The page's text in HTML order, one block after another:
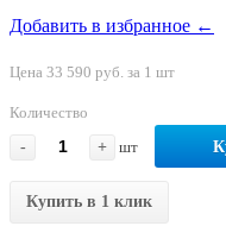
Добавить в избранное ←
Цена 33 590 руб. за 1 шт
Количество
-
+ шт
Купить в 1 клик